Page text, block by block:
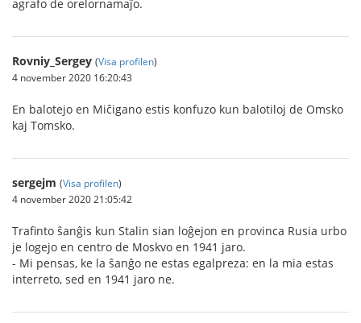
agrafo de orelornamaĵo.
Rovniy_Sergey (Visa profilen)
4 november 2020 16:20:43
En balotejo en Miĉigano estis konfuzo kun balotiloj de Omsko
kaj Tomsko.
sergejm (Visa profilen)
4 november 2020 21:05:42
Trafinto ŝanĝis kun Stalin sian loĝejon en provinca Rusia urbo
je logejo en centro de Moskvo en 1941 jaro.
- Mi pensas, ke la ŝanĝo ne estas egalpreza: en la mia estas
interreto, sed en 1941 jaro ne.